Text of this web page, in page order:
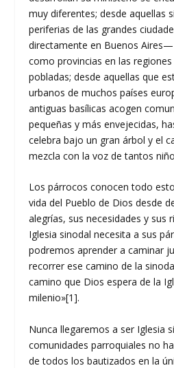
muy diferentes; desde aquellas
periferias de las grandes
directamente en Buenos
como provincias en las
pobladas; desde aquellas que
urbanos de muchos países
antiguas basílicas acogen
pequeñas y más envejecidas,
celebra bajo un gran árbol y el
mezcla con la voz de tantos
Los párrocos conocen todo
vida del Pueblo de Dios desde
alegrías, sus necesidades y sus
Iglesia sinodal necesita a sus
podremos aprender a caminar
recorrer ese camino de la
camino que Dios espera de la
milenio»[1].
Nunca llegaremos a ser Iglesia
comunidades parroquiales no
de todos los bautizados en la